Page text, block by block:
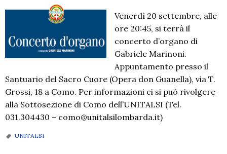
Venerdì 20 settembre, alle
ore 20:45, si terrà il
concerto d’organo di
Gabriele Marinoni.
Appuntamento presso il
Santuario del Sacro Cuore (Opera don Guanella), via T.
Grossi, 18 a Como. Per informazioni ci si può rivolgere
alla Sottosezione di Como dell’UNITALSI (Tel.
031.304430 – como@unitalsilombarda.it)
UNITALSI